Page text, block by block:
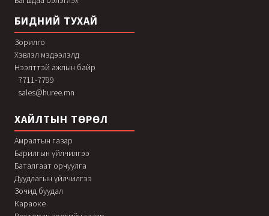
БИДНИЙ ТУХАЙ
Зорилго
Хэвлэл мэдээлэлд
Нээлттэй ажлын байр
7711-7799
sales@huree.mn
ХАЙЛТЫН ТӨРӨЛ
Амралтын газар
Барилгын үйлчилгээ
Баталгаат орчуулга
Дуудлагын үйлчилгээ
Зочид буудал
Караоке